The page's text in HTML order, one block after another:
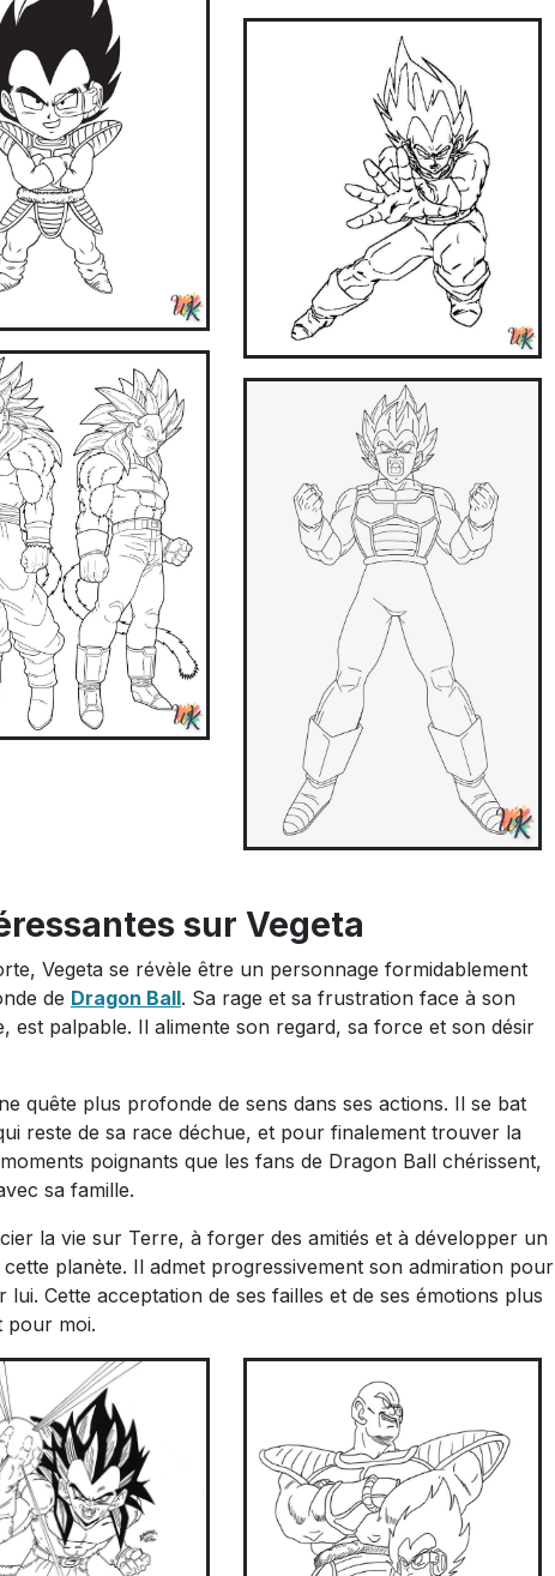
sur Vegeta
Vegeta se révèle être un personnage formidablement
de Dragon Ball. Sa rage et sa frustration face à son
est palpable. Il alimente son regard, sa force et son désir
quête plus profonde de sens dans ses actions. Il se bat
reste de sa race déchue, et pour finalement trouver la
poignants que les fans de Dragon Ball chérissent,
sa famille.
la vie sur Terre, à forger des amitiés et à développer un
planète. Il admet progressivement son admiration pour
Cette acceptation de ses failles et de ses émotions plus
pour moi.